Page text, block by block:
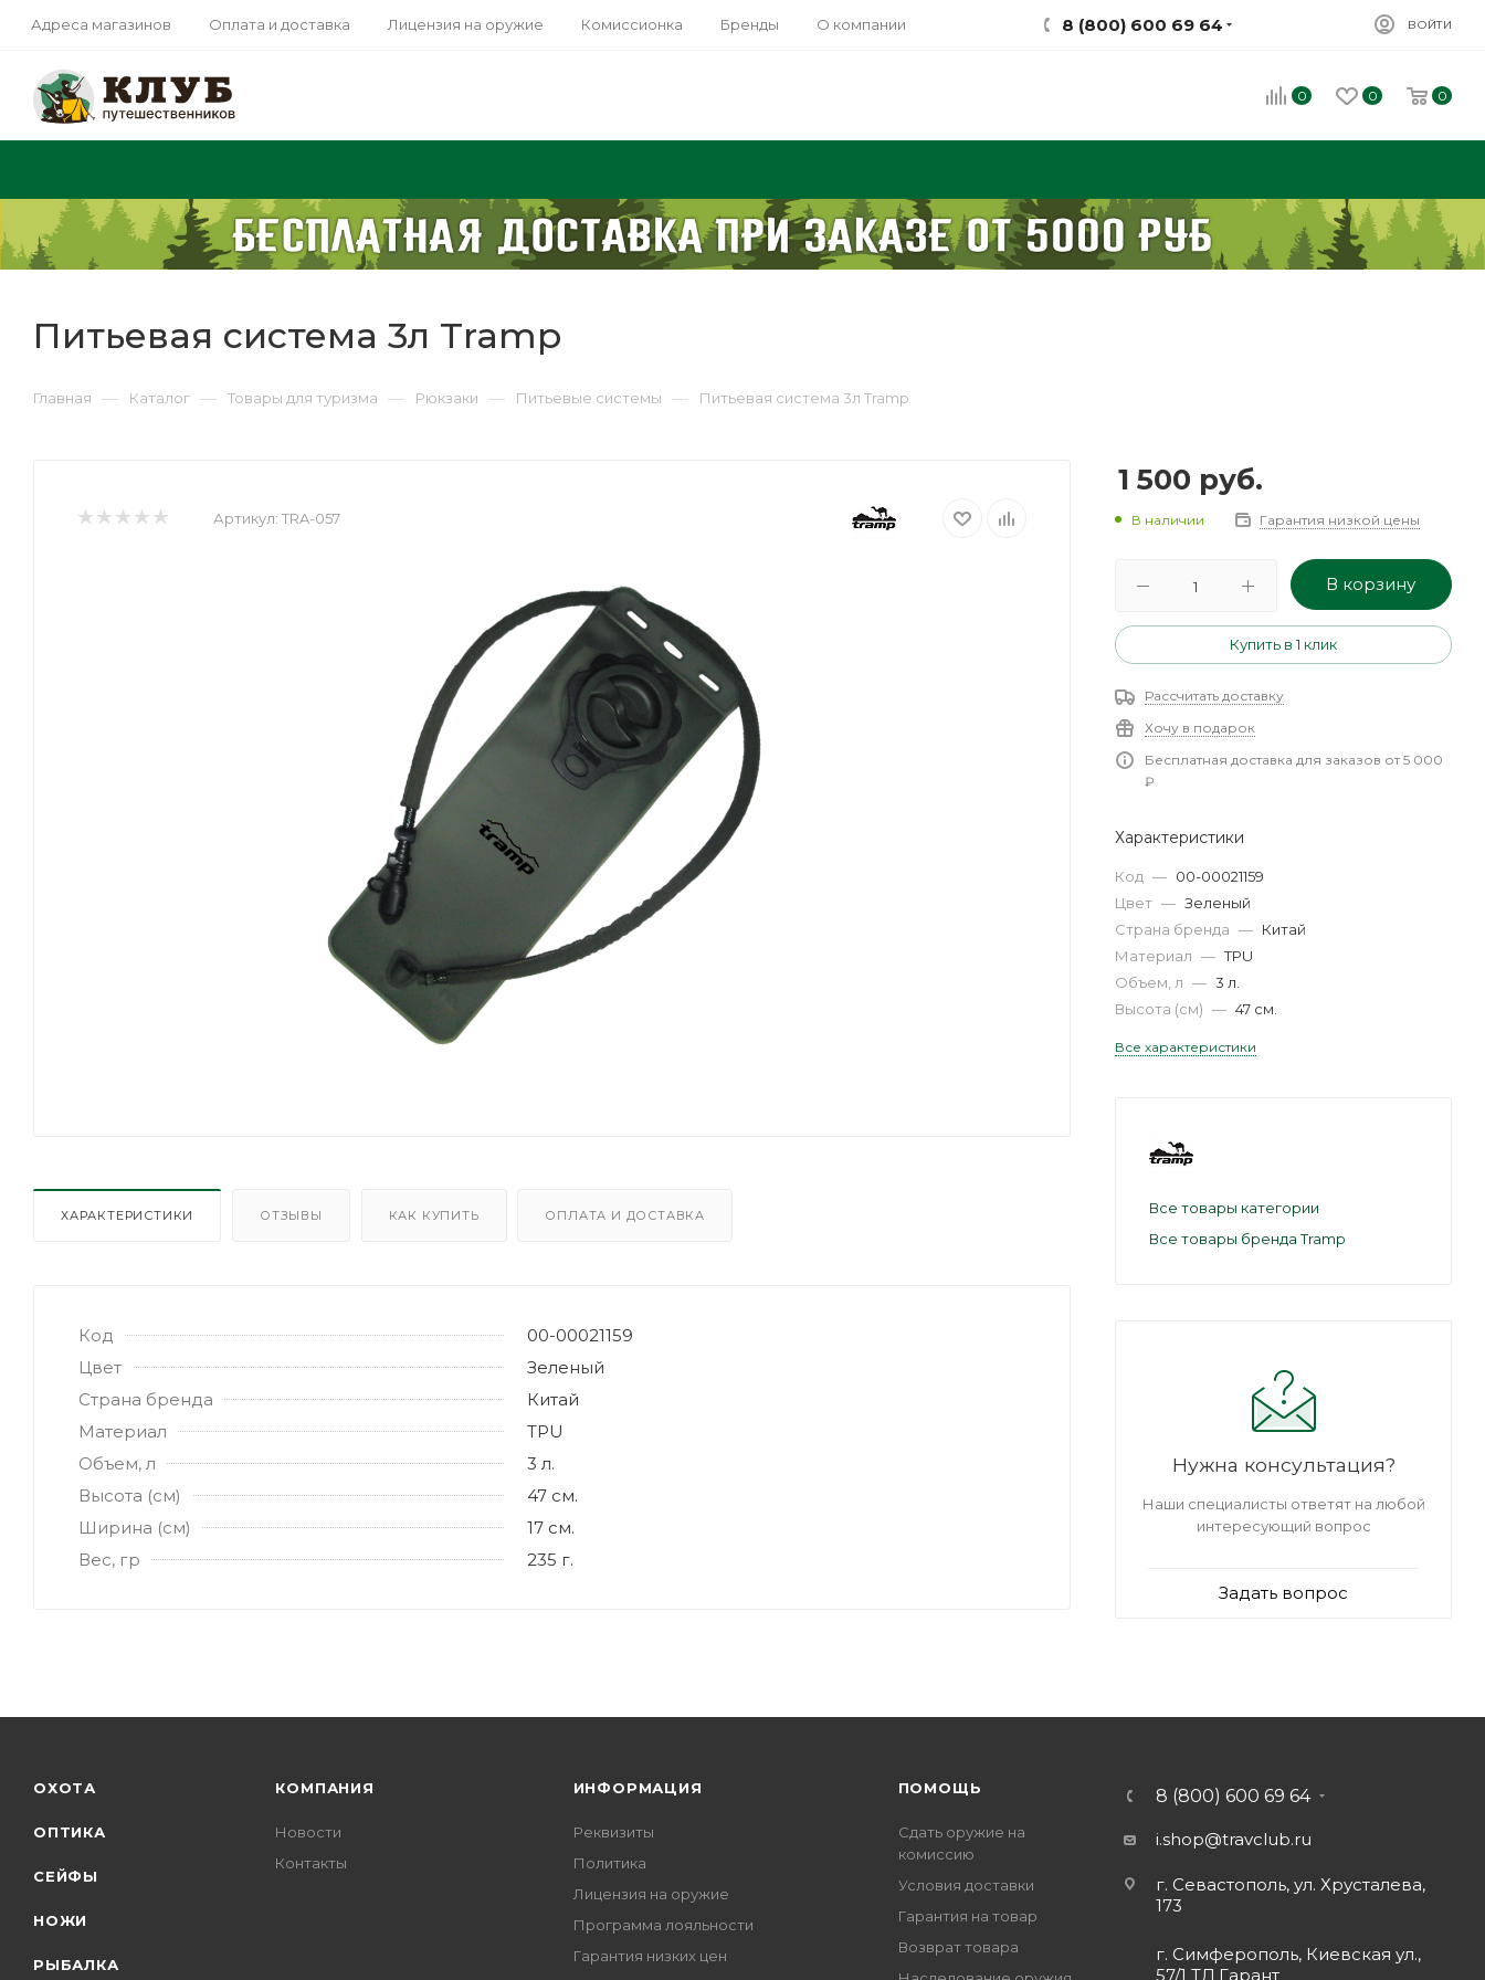
Адреса магазинов Оплата и доставка Лицензия на оружие Комиссионка Бренды О компании 8 (800) 600 69 64 ВОЙТИ
0 0 0
Питьевая система 3л Tramp
Главная — Каталог — Товары для туризма — Рюкзаки — Питьевые системы — Питьевая система 3л Tramp
Артикул: TRA-057
ХАРАКТЕРИСТИКИ ОТЗЫВЫ КАК КУПИТЬ ОПЛАТА И ДОСТАВКА
Код
00-00021159
Цвет
Зеленый
Страна бренда
Китай
Материал
TPU
Объем, л
3 л.
Высота (см)
47 см.
Ширина (см)
17 см.
Вес, гр
235 г.
1 500 руб.
В наличии Гарантия низкой цены
В корзину
Купить в 1 клик
Рассчитать доставку
Хочу в подарок
Бесплатная доставка для заказов от 5 000
₽
Характеристики
Код — 00-00021159
Цвет — Зеленый
Страна бренда — Китай
Материал — TPU
Объем, л — 3 л.
Высота (см) — 47 см.
Все характеристики
Все товары категории
Все товары бренда Tramp
Нужна консультация?
Наши специалисты ответят на любой
интересующий вопрос
Задать вопрос
ОХОТА
ОПТИКА
СЕЙФЫ
НОЖИ
РЫБАЛКА
КОМПАНИЯ
Новости
Контакты
ИНФОРМАЦИЯ
Реквизиты
Политика
Лицензия на оружие
Программа лояльности
Гарантия низких цен
ПОМОЩЬ
Сдать оружие на
комиссию
Условия доставки
Гарантия на товар
Возврат товара
8 (800) 600 69 64
i.shop@travclub.ru
г. Севастополь, ул. Хрусталева,
173
г. Симферополь, Киевская ул.,
57/1 ТД Гарант